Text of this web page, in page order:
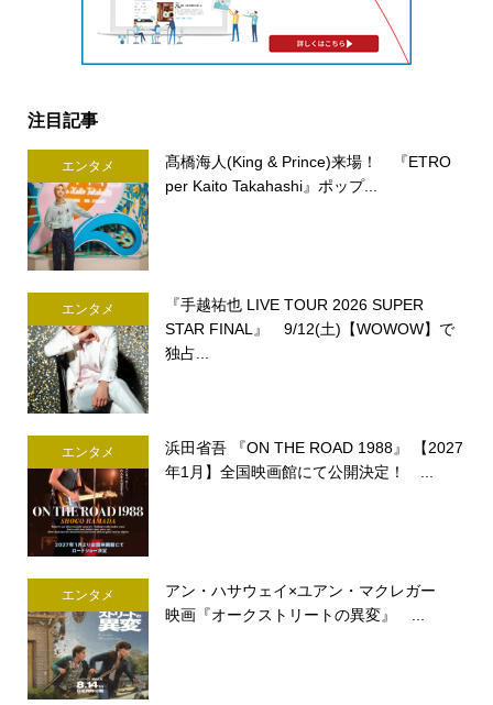
注目記事
エンタメ
髙橋海人(King & Prince)来場！ 『ETRO
per Kaito Takahashi』ポップ...
エンタメ
『手越祐也 LIVE TOUR 2026 SUPER
STAR FINAL』 9/12(土)【WOWOW】で
独占...
エンタメ
浜田省吾 『ON THE ROAD 1988』 【2027
年1月】全国映画館にて公開決定！ ...
エンタメ
アン・ハサウェイ×ユアン・マクレガー
映画『オークストリートの異変』 ...